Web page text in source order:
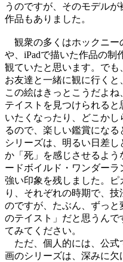
うのですが、そのモデル
作品もありました。
観衆の多くはホックニー
や、iPadで描いた作品の制
観ていたと思います。で
お友達と一緒に観に行くと
この絵はきっとこうだよ
テイストを見つけられる
いたくなったり、どこか
るので、楽しい鑑賞にな
シリーズは、明るい日差
か「死」を感じさせるよ
ードボイルド・ワンダーラ
強い印象を残しました。
り、それぞれの時期で、
のですが、たぶん、ずっ
のテイスト」だと思うん
てみてください。
ただ、個人的には、公式
画のシリーズは、深みに